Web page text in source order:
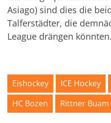
Asiago) sind dies die
Talferstädter, die
League drängen könnten.
Eishockey ICE Hockey
HC Bozen
Rittner Buam